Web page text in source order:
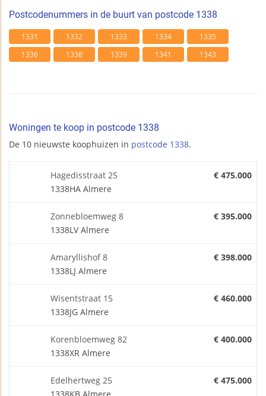
Postcodenummers in de buurt van postcode 1338
1331 1332 1333 1334
1335
1336
1338 1339 1341 1343
Woningen te koop in postcode 1338
De 10 nieuwste koophuizen in postcode 1338.
Hagedisstraat 25
1338HA Almere
€ 475.000
Zonnebloemweg 8
1338LV Almere
€ 395.000
Amaryllishof 8
1338LJ Almere
€ 398.000
Wisentstraat 15
1338JG Almere
€ 460.000
Korenbloemweg 82
1338XR Almere
€ 400.000
Edelhertweg 25
€ 475.000